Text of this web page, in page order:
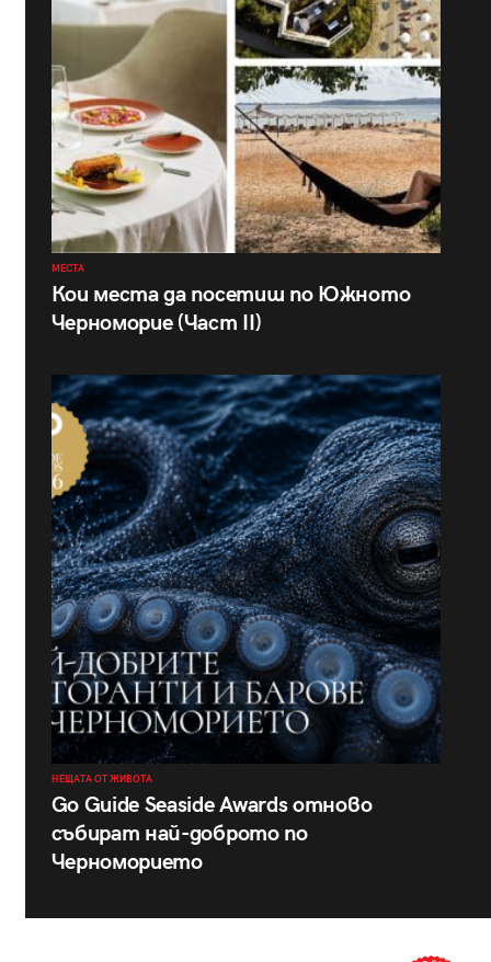
МЕСТА
Кои места да посетиш по Южното
Черноморие (Част II)
НЕЩАТА ОТ ЖИВОТА
Go Guide Seaside Awards отново
събират най-доброто по
Черноморието